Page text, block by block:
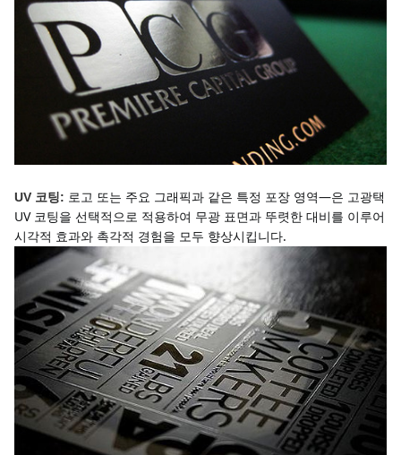
UV 코팅: 로고 또는 주요 그래픽과 같은 특정 포장 영역—은 고광택
UV 코팅을 선택적으로 적용하여 무광 표면과 뚜렷한 대비를 이루어
시각적 효과와 촉각적 경험을 모두 향상시킵니다.